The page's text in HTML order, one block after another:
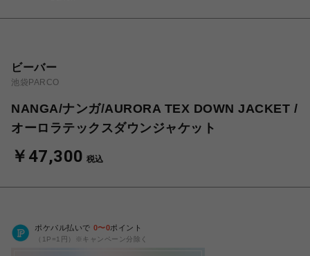
ビーバー
池袋PARCO
NANGA/ナンガ/AURORA TEX DOWN JACKET /
オーロラテックスダウンジャケット
￥47,300 税込
ポケパル払いで 0〜0ポイント
（1P=1円）※キャンペーン分除く